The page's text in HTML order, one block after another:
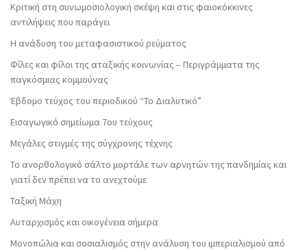
Κριτική στη συνωμοσιολογική σκέψη και στις φαιοκόκκινες
αντιλήψεις που παράγει
Η ανάδυση του μεταφασιστικού ρεύματος
Φίλες και φίλοι της αταξικής κοινωνίας – Περιγράμματα της
παγκόσμιας κομμούνας
Έβδομο τεύχος του περιοδικού “Το Διαλυτικό”
Εισαγωγικό σημείωμα 7ου τεύχους
Μεγάλες στιγμές της σύγχρονης τέχνης
Το ανορθολογικό σάλτο μορτάλε των αρνητών της πανδημίας και
γιατί δεν πρέπει να το ανεχτούμε
Ταξική Μάχη
Αυταρχισμός και οικογένεια σήμερα
Μονοπώλια και σοσιαλισμός στην ανάλυση του ιμπεριαλισμού από